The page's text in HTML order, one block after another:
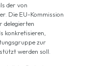
der von
Die EU-Kommission
delegierten
konkretisieren,
zur
werden soll.